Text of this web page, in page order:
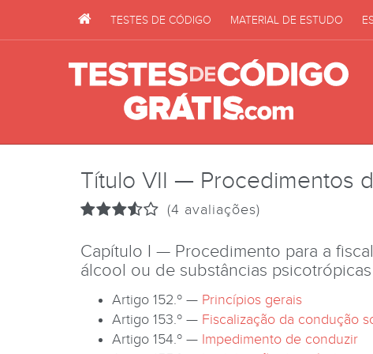
TESTES DE CÓDIGO MATERIAL DE ESTUDO
Título VII — Procedimentos
(4 avaliações)
Capítulo I — Procedimento para a
álcool ou de substâncias psicotrópicas
Artigo 152.º — Princípios gerais
Artigo 153.º — Fiscalização da condução
Artigo 154.º — Impedimento de conduzir